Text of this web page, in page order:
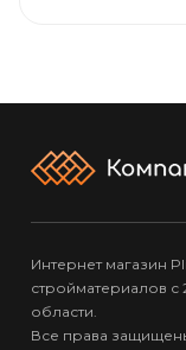
Интернет магазин
стройматериалов с
области.
Все права